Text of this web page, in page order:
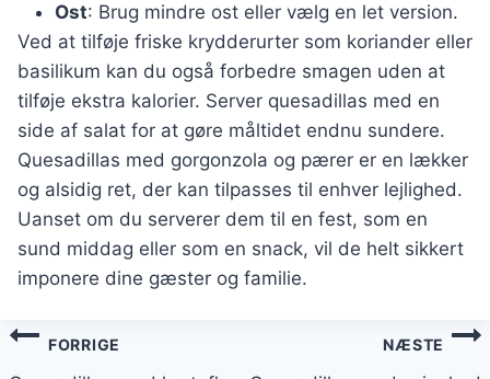
Ost: Brug mindre ost eller vælg en let version.
Ved at tilføje friske krydderurter som koriander eller
basilikum kan du også forbedre smagen uden at
tilføje ekstra kalorier. Server quesadillas med en
side af salat for at gøre måltidet endnu sundere.
Quesadillas med gorgonzola og pærer er en lækker
og alsidig ret, der kan tilpasses til enhver lejlighed.
Uanset om du serverer dem til en fest, som en
sund middag eller som en snack, vil de helt sikkert
imponere dine gæster og familie.
Indlægsnavigation
FORRIGE NÆSTE